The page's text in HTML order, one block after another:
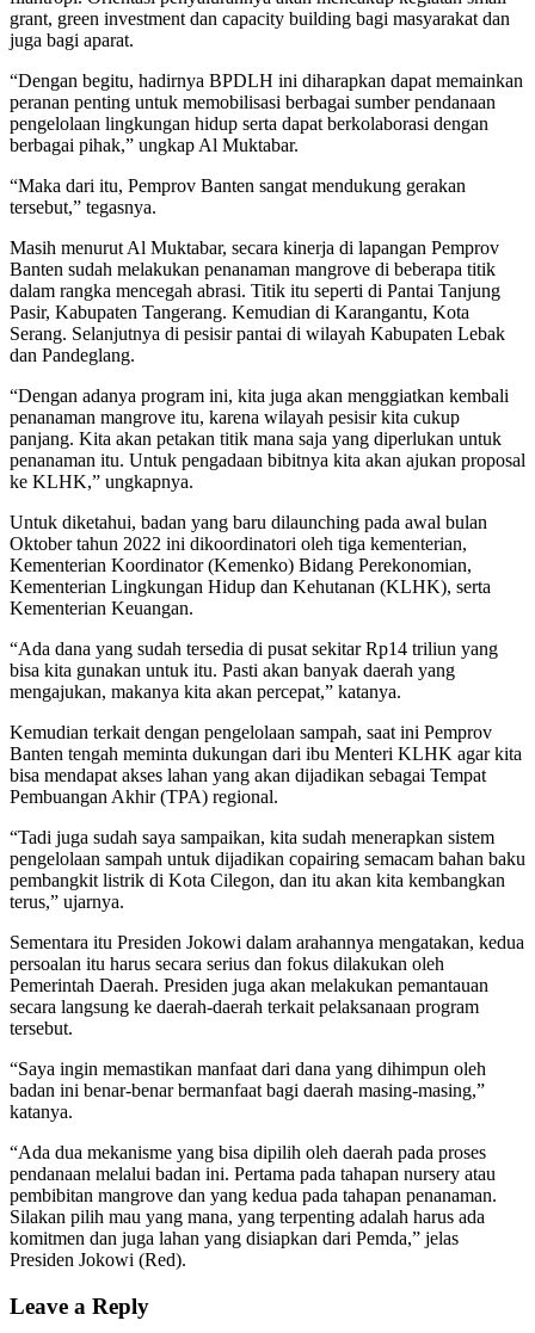
grant, green investment dan capacity building bagi masyarakat dan
juga bagi aparat.
“Dengan begitu, hadirnya BPDLH ini diharapkan dapat memainkan
peranan penting untuk memobilisasi berbagai sumber pendanaan
pengelolaan lingkungan hidup serta dapat berkolaborasi dengan
berbagai pihak,” ungkap Al Muktabar.
“Maka dari itu, Pemprov Banten sangat mendukung gerakan
tersebut,” tegasnya.
Masih menurut Al Muktabar, secara kinerja di lapangan Pemprov
Banten sudah melakukan penanaman mangrove di beberapa titik
dalam rangka mencegah abrasi. Titik itu seperti di Pantai Tanjung
Pasir, Kabupaten Tangerang. Kemudian di Karangantu, Kota
Serang. Selanjutnya di pesisir pantai di wilayah Kabupaten Lebak
dan Pandeglang.
“Dengan adanya program ini, kita juga akan menggiatkan kembali
penanaman mangrove itu, karena wilayah pesisir kita cukup
panjang. Kita akan petakan titik mana saja yang diperlukan untuk
penanaman itu. Untuk pengadaan bibitnya kita akan ajukan proposal
ke KLHK,” ungkapnya.
Untuk diketahui, badan yang baru dilaunching pada awal bulan
Oktober tahun 2022 ini dikoordinatori oleh tiga kementerian,
Kementerian Koordinator (Kemenko) Bidang Perekonomian,
Kementerian Lingkungan Hidup dan Kehutanan (KLHK), serta
Kementerian Keuangan.
“Ada dana yang sudah tersedia di pusat sekitar Rp14 triliun yang
bisa kita gunakan untuk itu. Pasti akan banyak daerah yang
mengajukan, makanya kita akan percepat,” katanya.
Kemudian terkait dengan pengelolaan sampah, saat ini Pemprov
Banten tengah meminta dukungan dari ibu Menteri KLHK agar kita
bisa mendapat akses lahan yang akan dijadikan sebagai Tempat
Pembuangan Akhir (TPA) regional.
“Tadi juga sudah saya sampaikan, kita sudah menerapkan sistem
pengelolaan sampah untuk dijadikan copairing semacam bahan baku
pembangkit listrik di Kota Cilegon, dan itu akan kita kembangkan
terus,” ujarnya.
Sementara itu Presiden Jokowi dalam arahannya mengatakan, kedua
persoalan itu harus secara serius dan fokus dilakukan oleh
Pemerintah Daerah. Presiden juga akan melakukan pemantauan
secara langsung ke daerah-daerah terkait pelaksanaan program
tersebut.
“Saya ingin memastikan manfaat dari dana yang dihimpun oleh
badan ini benar-benar bermanfaat bagi daerah masing-masing,”
katanya.
“Ada dua mekanisme yang bisa dipilih oleh daerah pada proses
pendanaan melalui badan ini. Pertama pada tahapan nursery atau
pembibitan mangrove dan yang kedua pada tahapan penanaman.
Silakan pilih mau yang mana, yang terpenting adalah harus ada
komitmen dan juga lahan yang disiapkan dari Pemda,” jelas
Presiden Jokowi (Red).
Leave a Reply